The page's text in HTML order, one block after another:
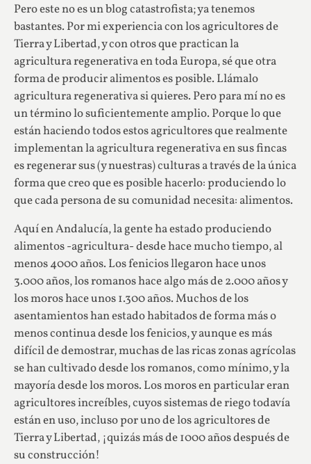
Pero este no es un blog catastrofista; ya tenemos
bastantes. Por mi experiencia con los agricultores de
Tierra y Libertad, y con otros que practican la
agricultura regenerativa en toda Europa, sé que otra
forma de producir alimentos es posible. Llámalo
agricultura regenerativa si quieres. Pero para mí no es
un término lo suficientemente amplio. Porque lo que
están haciendo todos estos agricultores que realmente
implementan la agricultura regenerativa en sus fincas
es regenerar sus (y nuestras) culturas a través de la única
forma que creo que es posible hacerlo: produciendo lo
que cada persona de su comunidad necesita: alimentos.
Aquí en Andalucía, la gente ha estado produciendo
alimentos -agricultura- desde hace mucho tiempo, al
menos 4000 años. Los fenicios llegaron hace unos
3.000 años, los romanos hace algo más de 2.000 años y
los moros hace unos 1.300 años. Muchos de los
asentamientos han estado habitados de forma más o
menos continua desde los fenicios, y aunque es más
difícil de demostrar, muchas de las ricas zonas agrícolas
se han cultivado desde los romanos, como mínimo, y la
mayoría desde los moros. Los moros en particular eran
agricultores increíbles, cuyos sistemas de riego todavía
están en uso, incluso por uno de los agricultores de
Tierra y Libertad, ¡quizás más de 1000 años después de
su construcción!